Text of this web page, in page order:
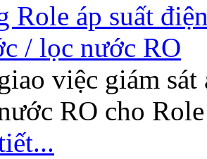
Role áp suất
/ lọc nước RO
việc giám
RO cho